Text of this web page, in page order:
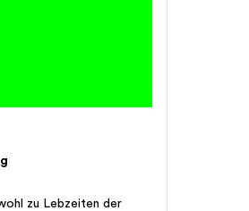
zu Lebzeiten der